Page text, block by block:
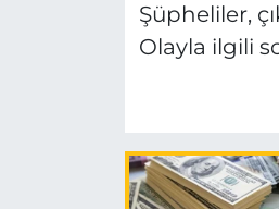
Şüpheliler,
Olayla ilgili